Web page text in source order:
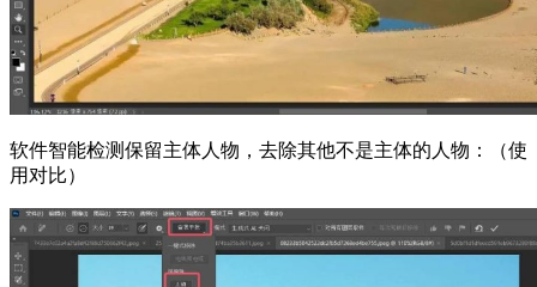
软件智能检测保留主体人物，去除其他不是主体的人物：（使
用对比）